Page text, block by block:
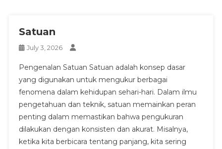
Satuan
July 3, 2026
Pengenalan Satuan Satuan adalah konsep dasar
yang digunakan untuk mengukur berbagai
fenomena dalam kehidupan sehari-hari. Dalam ilmu
pengetahuan dan teknik, satuan memainkan peran
penting dalam memastikan bahwa pengukuran
dilakukan dengan konsisten dan akurat. Misalnya,
ketika kita berbicara tentang panjang, kita sering